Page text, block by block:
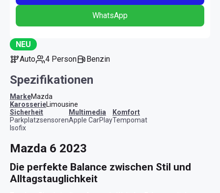
WhatsApp
NEU
Auto
4 Person Benzin
Spezifikationen
MarkeMazda
KarosserieLimousine
Sicherheit
Parkplatzsensoren
Isofix
Multimedia
Apple CarPlay
Komfort
Tempomat
Mazda 6 2023
Die perfekte Balance zwischen Stil und
Alltagstauglichkeit